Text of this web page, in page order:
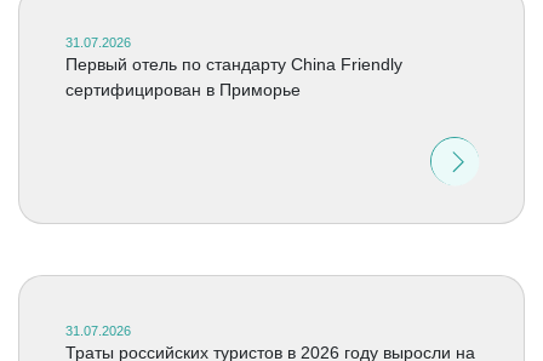
31.07.2026
Первый отель по стандарту China Friendly
сертифицирован в Приморье
31.07.2026
Траты российских туристов в 2026 году выросли на